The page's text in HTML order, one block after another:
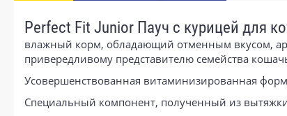
Perfect Fit Junior Пауч с курицей для
влажный корм, обладающий отменным вкусом,
привередливому представителю семейства
Усовершенствованная витаминизированная
Специальный компонент, полученный из